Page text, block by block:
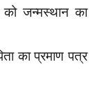
जन्मस्थान का
का प्रमाण पत्र